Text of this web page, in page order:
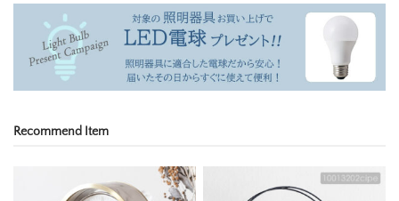
Recommend Item